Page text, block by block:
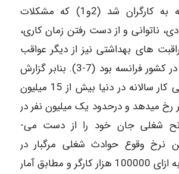
جراحت و صدمه به کارگران شد (2و1) که مشکلات
ناتوانی و از دست رفتن زمان کاری،
های بهداشتی نیز از دیگر عواقب
حوادث این سال در کشور فرانسه بود (7-3). بنابر گزارش
سازمان بین المللی کار سالانه در دنیا بیش از 15 میلیون
رخ می­دهد و درحدود یک میلیون نفر در
سال در اثر سوانح شغلی جان خود را از دست می­
نرخ وقوع حوادث شغلی مرگبار در
جهان 14 حادثه به ازای 100000 هزار کارگر و مطابق آمار